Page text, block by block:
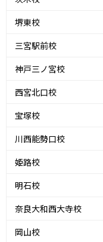
堺東校
三宮駅前校
神戸三ノ宮校
西宮北口校
宝塚校
川西能勢口校
姫路校
明石校
奈良大和西大寺校
岡山校